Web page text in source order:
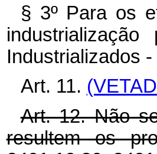
§ 3º Para os
Industrializados -
Art. 11.
Art. 12. Não
resultem os